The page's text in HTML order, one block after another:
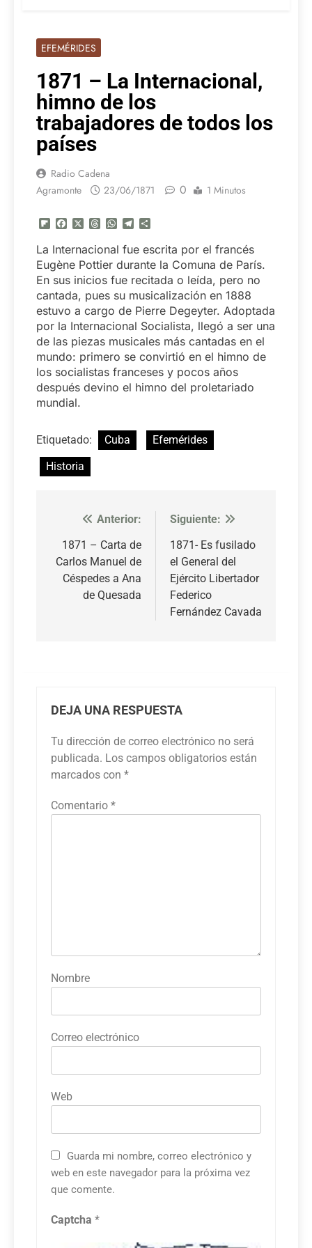
EFEMÉRIDES
1871 – La Internacional,
himno de los
trabajadores de todos los
países
Radio Cadena
Agramonte
23/06/1871 0 1 Minutos
Flipboard
FacebookThreadsWhatsApp
Telegram
La Internacional fue escrita por el francés
Eugène Pottier durante la Comuna de París.
En sus inicios fue recitada o leída, pero no
cantada, pues su musicalización en 1888
estuvo a cargo de Pierre Degeyter. Adoptada
por la Internacional Socialista, llegó a ser una
de las piezas musicales más cantadas en el
mundo: primero se convirtió en el himno de
los socialistas franceses y pocos años
después devino el himno del proletariado
mundial.
Etiquetado: Cuba
Efemérides
Historia
Navegación
de
entradas
Anterior:
1871 – Carta de
Carlos Manuel de
Céspedes a Ana
de Quesada
Siguiente:
1871- Es fusilado
el General del
Ejército Libertador
Federico
Fernández Cavada
DEJA UNA RESPUESTA
Tu dirección de correo electrónico no será
publicada. Los campos obligatorios están
marcados con *
Comentario *
Nombre
Correo electrónico
Web
Guarda mi nombre, correo electrónico y
web en este navegador para la próxima vez
que comente.
Captcha *